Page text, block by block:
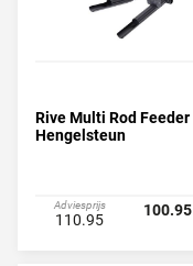
Rive Multi Rod Feeder
Hengelsteun
Adviesprijs
110.95
100.95